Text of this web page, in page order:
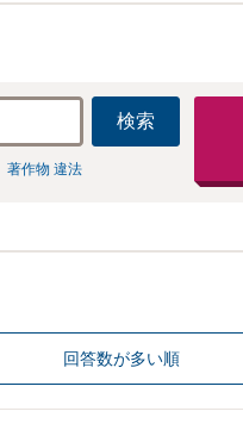
検索
著作物 違法
回答数が多い順